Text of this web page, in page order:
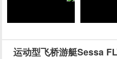
运动型飞桥游艇Sessa